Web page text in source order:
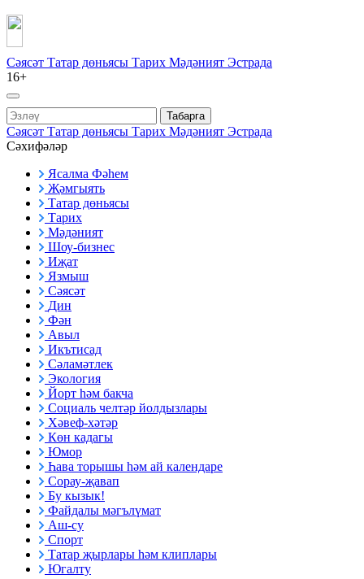
Сәясәт Татар дөньясы Тарих Мәдәният Эстрада
16+
Табарга
Сәясәт Татар дөньясы Тарих Мәдәният Эстрада
Сәхифәләр
Ясалма Фәһем
Җәмгыять
Татар дөньясы
Тарих
Мәдәният
Шоу-бизнес
Иҗат
Язмыш
Сәясәт
Дин
Фән
Авыл
Икътисад
Сәламәтлек
Экология
Йорт һәм бакча
Социаль челтәр йолдызлары
Хәвеф-хәтәр
Көн кадагы
Юмор
Һава торышы һәм ай календаре
Сорау-җавап
Бу кызык!
Файдалы мәгълүмат
Аш-су
Спорт
Татар җырлары һәм клиплары
Югалту